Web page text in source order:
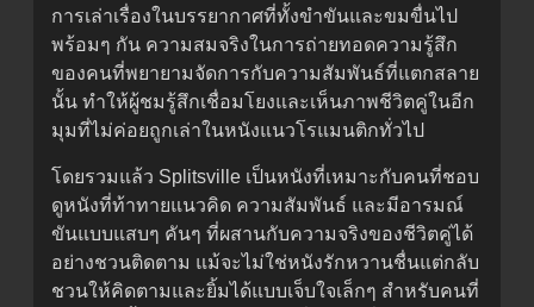
การเล่าเรื่องในบรรยากาศที่ทั้งขำขันและขมขื่นไป
พร้อมๆ กัน ความสมจริงในการถ่ายทอดความรู้สึก
ของคนที่พยายามจัดการกับความสัมพันธ์ที่แตกสลาย
นั้น ทำให้ผู้ชมรู้สึกเชื่อมโยงและเห็นภาพชีวิตคู่ในอีก
มุมที่ไม่ค่อยถูกเล่าในหนังแนวโรแมนติกทั่วไป
โดยรวมแล้ว Splitsville เป็นหนังที่เหมาะกับคนที่ชอบ
ดูหนังที่ท้าทายแนวคิด ความสัมพันธ์ และมีอารมณ์
ขันแบบแสบๆ คันๆ ที่ผสานกับความจริงของชีวิตคู่ได้
อย่างชวนติดตาม แม้จะไม่ใช่หนังรักหวานชื่นแต่กลับ
ชวนให้คิดตามและยิ้มได้แบบเจ็บใจเล็กๆ สำหรับคนที่